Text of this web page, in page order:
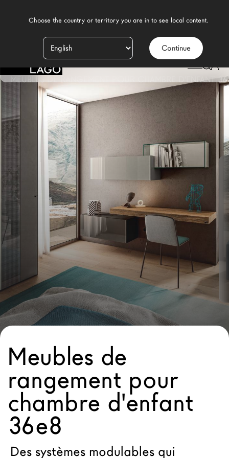
Continue
Produits
Inspiration
Configurateur
Contract
Magasins
Nouveaux Produits MDW26
Promotions
Architectes
LAGO Homes
Press
Catalogues
Contacts
Language
DESIGN CHAMBRE D'ENFANT MODERNE
MEUBLES POUR CHAMBRES D'ENFANTS/
MEUBLES DE RANGEMENT POUR CHAMBRE D'ENFANT
Meubles de
rangement pour
chambre d'enfant
36e8
Des systèmes modulables qui